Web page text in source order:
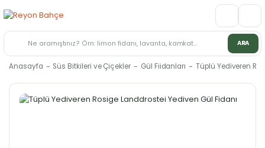
ARA
Anasayfa Süs Bitkileri ve Çiçekler Gül Fiidanları Tüplü Yediveren